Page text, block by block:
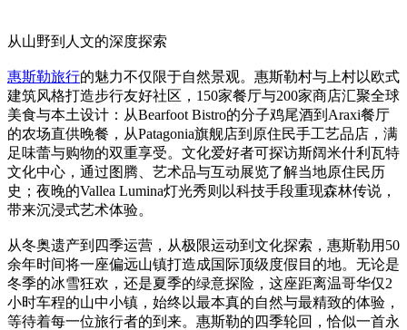
从山野到人文的深度探索
惠斯勒旅行的魅力不仅限于自然景观。惠斯勒村与上村以欧式
建筑风格打造步行友好社区，150家餐厅与200家商店汇聚全球
美食与本土设计：从Bearfoot Bistro的分子鸡尾酒到Araxi餐厅
的农场直供晚餐，从Patagonia旗舰店到原住民手工艺品店，满
足味蕾与购物的双重享受。文化爱好者可探访斯阔米什利瓦特
文化中心，通过图腾、艺术品与互动展览了解当地原住民历
史；夜晚的Vallea Lumina灯光秀则以科技手段重现森林传说，
带来沉浸式艺术体验。
从冬奥遗产到四季运营，从极限运动到文化探索，惠斯勒用50
余年时间将一座偏远山镇打造成国际顶级度假目的地。无论是
冬季的冰雪狂欢，还是夏季的绿意探险，这座距离温哥华仅2
小时车程的山中小镇，始终以最本真的自然与最精致的体验，
等待着每一位旅行者的到来。惠斯勒的四季轮回，恰似一首永